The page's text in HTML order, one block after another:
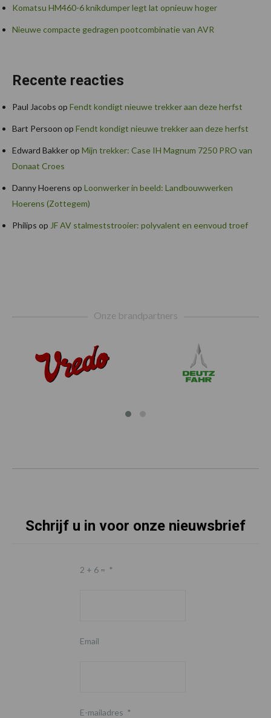
Komatsu HM460-6 knikdumper legt lat opnieuw hoger
Nieuwe compacte gedragen pootcombinatie van AVR
Recente reacties
Paul Jacobs op Fendt kondigt nieuwe trekker aan deze herfst
Bart Persoon op Fendt kondigt nieuwe trekker aan deze herfst
Edward Bakkerop Mijn trekker: Case IH Magnum 7250 PRO van
Donaat Croes
Danny Hoerens op Loonwerker in beeld: Landbouwwerken
Hoerens (Zottegem)
Philips op JF AV stalmeststrooier: polyvalent en eenvoud troef
Onze brandpartners
Schrijf u in voor onze nieuwsbrief
2 + 6 = *
Email
E-mailadres *